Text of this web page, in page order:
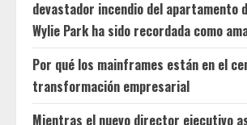
devastador incendio del apartamento
Wylie Park ha sido recordada como
Por qué los mainframes están en el
transformación empresarial
Mientras el nuevo director ejecutivo